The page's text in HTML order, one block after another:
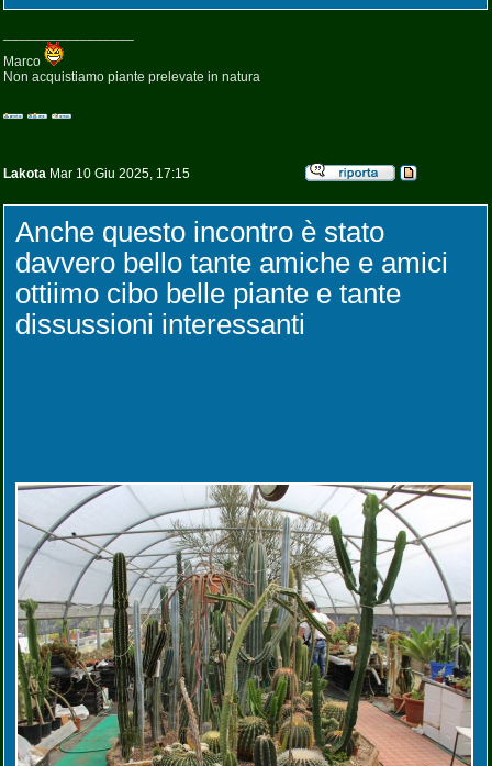
Marco
Non acquistiamo piante prelevate in natura
Lakota Mar 10 Giu 2025, 17:15
Anche questo incontro è stato
davvero bello tante amiche e amici
ottiimo cibo belle piante e tante
dissussioni interessanti